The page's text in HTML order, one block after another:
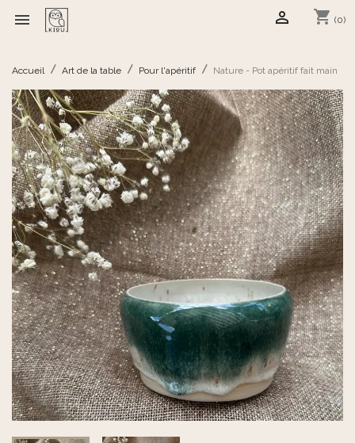
 shopping_cart (0)

Accueil Art de la table Pour l'apéritif Nature - Pot apéritif fait main